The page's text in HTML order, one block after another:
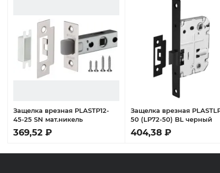
Защелка врезная PLASTP12-
45-25 SN мат.никель
369,52 ₽
Защелка врезная
50 (LP72-50) BL черный
404,38 ₽